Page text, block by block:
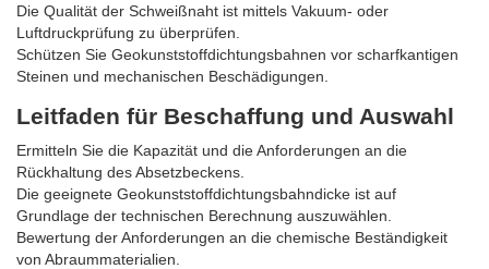
Die Qualität der Schweißnaht ist mittels Vakuum- oder
Luftdruckprüfung zu überprüfen.
Schützen Sie Geokunststoffdichtungsbahnen vor scharfkantigen
Steinen und mechanischen Beschädigungen.
Leitfaden für Beschaffung und Auswahl
Ermitteln Sie die Kapazität und die Anforderungen an die
Rückhaltung des Absetzbeckens.
Die geeignete Geokunststoffdichtungsbahndicke ist auf
Grundlage der technischen Berechnung auszuwählen.
Bewertung der Anforderungen an die chemische Beständigkeit
von Abraummaterialien.